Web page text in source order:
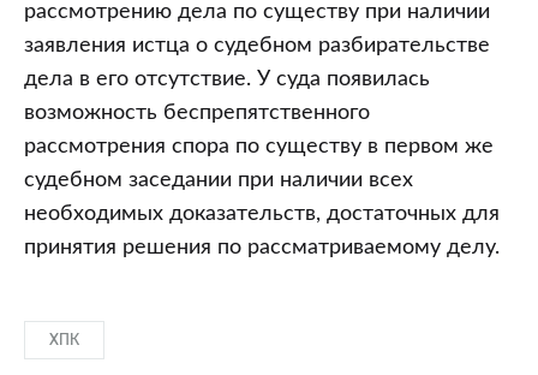
рассмотрению дела по существу при наличии
заявления истца о судебном разбирательстве
дела в его отсутствие. У суда появилась
возможность беспрепятственного
рассмотрения спора по существу в первом же
судебном заседании при наличии всех
необходимых доказательств, достаточных для
принятия решения по рассматриваемому делу.
ХПК